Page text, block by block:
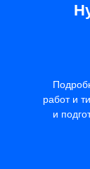
работ и
и